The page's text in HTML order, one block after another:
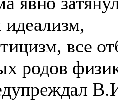
все
родов